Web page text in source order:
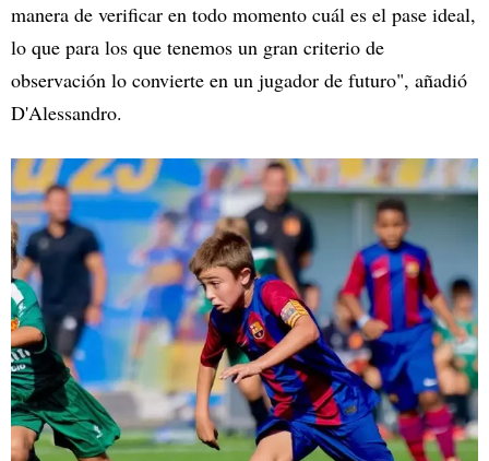
manera de verificar en todo momento cuál es el pase ideal,
lo que para los que tenemos un gran criterio de
observación lo convierte en un jugador de futuro", añadió
D'Alessandro.